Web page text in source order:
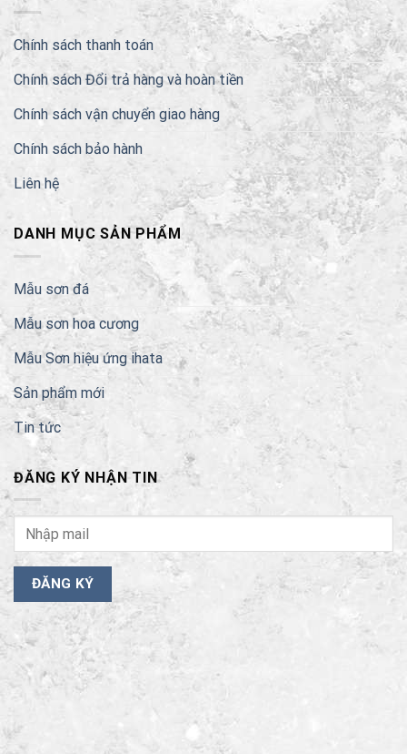
Chính sách thanh toán
Chính sách Đổi trả hàng và hoàn tiền
Chính sách vận chuyển giao hàng
Chính sách bảo hành
Liên hệ
DANH MỤC SẢN PHẨM
Mẫu sơn đá
Mẫu sơn hoa cương
Mẫu Sơn hiệu ứng ihata
Sản phẩm mới
Tin tức
ĐĂNG KÝ NHẬN TIN